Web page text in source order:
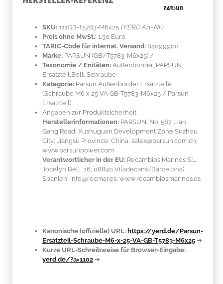
SKU: 111GB-T5783-M6x25 (YERD Art-Nr.)
Preis ohne MwSt.: 1.50 Euro
TARIC-Code für internat. Versand: 84099900
Marke: PARSUN (GB/T5783-M6x25) /
Taxonomie / Enitäten: Außenborder, PARSUN,
Ersatzteil,Bolt, Schraube
Kategorie: Parsun Außenborder Ersatzteile
(Schraube M6 x 25 VA GB-T5783-M6x25 / Parsun
Ersatzteil)
Angaben zur Produktsicherheit
Herstellerinformationen: PARSUN; No. 567 Lian
Gang Road; Xushuguan Development Zone Suzhou
City; Jiangsu Province; China; sales@parsun.com.cn;
www.parsunpower.com
Verantwortlicher in der EU: Recambios Marinos S.L.;
Jocelyn Bell, 26; 08840 Viladecans (Barcelona);
Spanien; info@recmar.es; www.recambiosmarinos.es
Kanonische (offizielle) URL: https://yerd.de/Parsun-
Ersatzteil-Schraube-M6-x-25-VA-GB-T5783-M6x25 ➔
Kurze URL-Schreibweise für Browser-Eingabe:
yerd.de/?a=1102 ➔